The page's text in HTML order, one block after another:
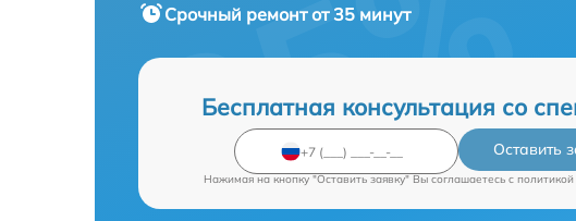
Срочный ремонтот 35 минут
Бесплатная консультация со
Оставить
Нажимая на кнопку "Оставить заявку" Вы соглашаетесь c